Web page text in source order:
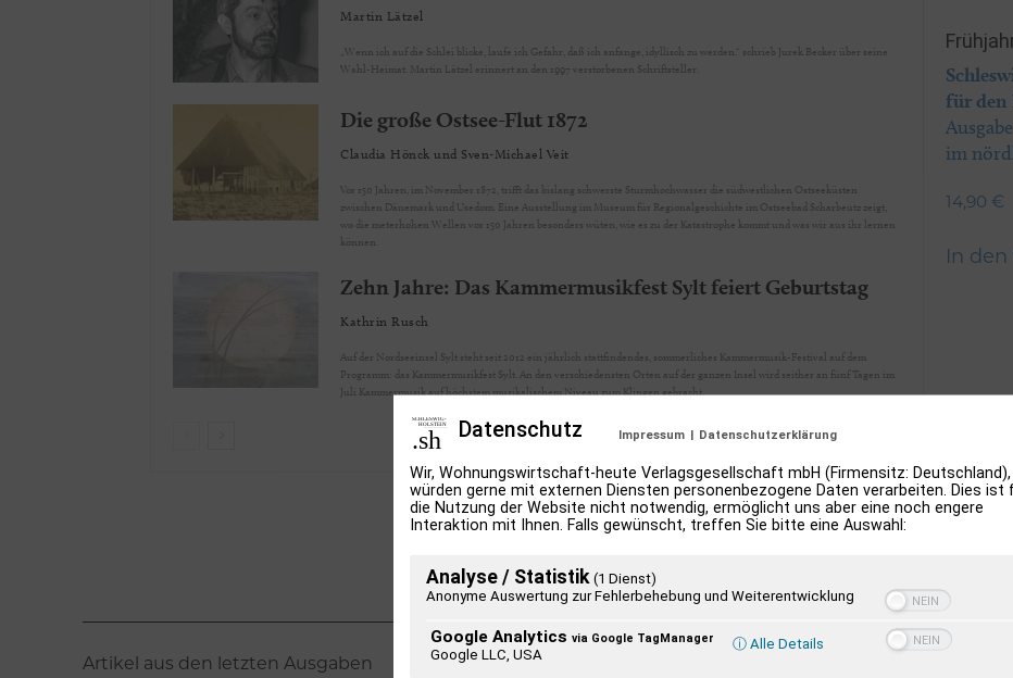
Martin Lätzel
„Wenn ich auf die Schlei blicke, laufe ich Gefahr, daß ich anfange, idyllisch zu werden.“ schrieb Jurek Becker über seine
Wahl-Heimat. Martin Lätzel erinnert an den 1997 verstorbenen Schriftsteller.
Die große Ostsee-Flut 1872
Claudia Hönck und Sven-Michael Veit
Vor 150 Jahren, im November 1872, trifft das bislang schwerste Sturmhochwasser die südwestlichen Ostseeküsten
zwischen Dänemark und Usedom. Eine Ausstellung im Museum für Regionalgeschichte im Ostseebad Scharbeutz zeigt,
wo die meterhohen Wellen vor 150 Jahren besonders wüten, wie es zu der Katastrophe kommt und was wir aus ihr lernen
können.
Zehn Jahre: Das Kammermusikfest Sylt feiert Geburtstag
Kathrin Rusch
Auf der Nordseeinsel Sylt steht seit 2012 ein jährlich stattfindendes, sommerliches Kammermusik-Festival auf dem
Programm: das Kammermusikfest Sylt. An den verschiedensten Orten auf der ganzen Insel wird seither an fünf Tagen im
Juli Kammermusik auf höchstem musikalischem Niveau zum Klingen gebracht.
für den
im
14,90 €
In
Artikel aus den letzten Ausgaben
Datenschutz Impressum | Datenschutzerklärung
Wir, Wohnungswirtschaft-heute Verlagsgesellschaft mbH (Firmensitz: Deutschland),
würden gerne mit externen Diensten personenbezogene Daten verarbeiten. Dies ist
die Nutzung der Website nicht notwendig, ermöglicht uns aber eine noch engere
Interaktion mit Ihnen. Falls gewünscht, treffen Sie bitte eine Auswahl:
Analyse / Statistik (1 Dienst)
Anonyme Auswertung zur Fehlerbehebung und Weiterentwicklung
Google Analytics via Google TagManager
Google LLC, USA
ⓘ Alle Details